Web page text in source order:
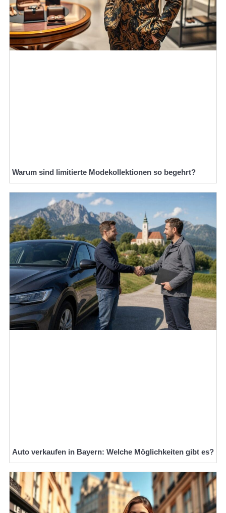
Warum sind limitierte Modekollektionen so begehrt?
Auto verkaufen in Bayern: Welche Möglichkeiten gibt es?